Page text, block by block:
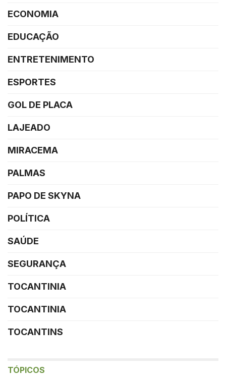
ECONOMIA
EDUCAÇÃO
ENTRETENIMENTO
ESPORTES
GOL DE PLACA
LAJEADO
MIRACEMA
PALMAS
PAPO DE SKYNA
POLÍTICA
SAÚDE
SEGURANÇA
TOCANTINIA
TOCANTINIA
TOCANTINS
TÓPICOS